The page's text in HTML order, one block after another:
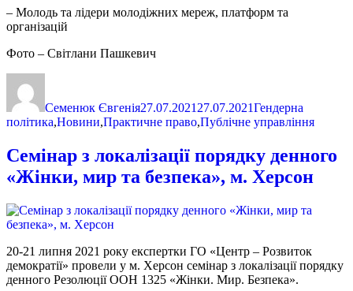
– Молодь та лідери молодіжних мереж, платформ та
організацій
Фото – Світлани Пашкевич
Семенюк Євгенія27.07.2021 27.07.2021Гендерна
політика,Новини,Практичне право,Публічне управління
Семінар з локалізації порядку денного
«Жінки, мир та безпека», м. Херсон
20-21 липня 2021 року експертки ГО «Центр – Розвиток
демократії» провели у м. Херсон семінар з локалізації порядку
денного Резолюції ООН 1325 «Жінки. Мир. Безпека».